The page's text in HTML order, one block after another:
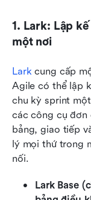
1. Lark: Lập
một nơi
Lark cung cấp
Agile có thể lập
chu kỳ sprint
các công cụ đơn
bảng, giao tiếp
lý mọi thứ trong
nối.
Lark Base